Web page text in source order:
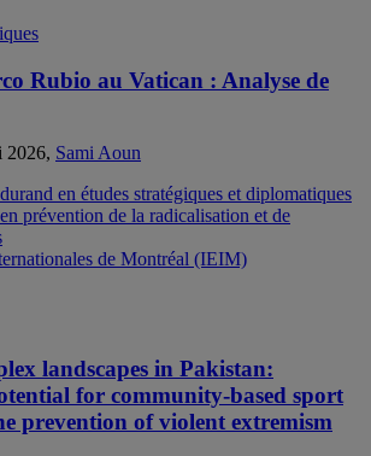
Rubio au Vatican : Analyse de
2026, Sami Aoun
landscapes in Pakistan:
for community-based sport
prevention of violent extremism